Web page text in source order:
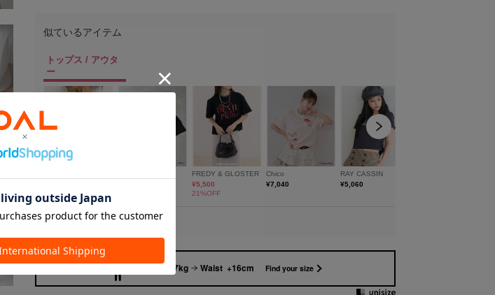
160cm / 57kg Waist +16cm Find your size